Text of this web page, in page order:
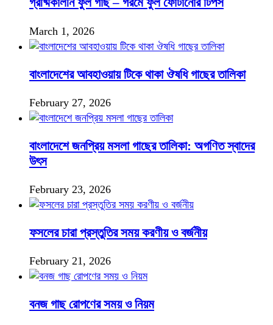
March 1, 2026
বাংলাদেশের আবহাওয়ায় টিকে থাকা ঔষধি গাছের তালিকা
February 27, 2026
বাংলাদেশে জনপ্রিয় মসলা গাছের তালিকা: অগণিত স্বাদের
উৎস
February 23, 2026
ফসলের চারা প্রস্তুতির সময় করণীয় ও বর্জনীয়
February 21, 2026
বনজ গাছ রোপণের সময় ও নিয়ম